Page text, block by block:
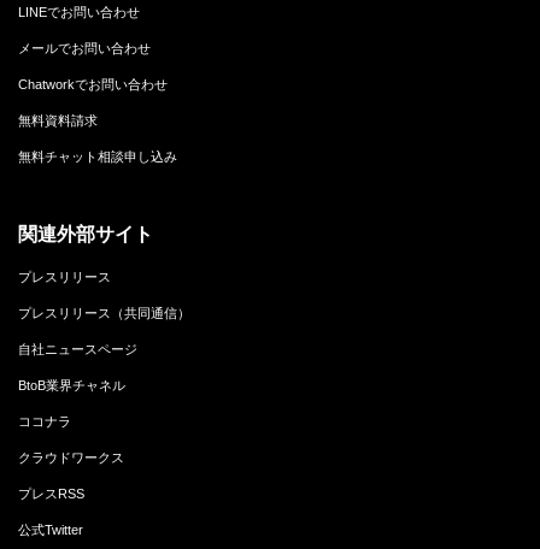
LINEでお問い合わせ
メールでお問い合わせ
Chatworkでお問い合わせ
無料資料請求
無料チャット相談申し込み
関連外部サイト
プレスリリース
プレスリリース（共同通信）
自社ニュースページ
BtoB業界チャネル
ココナラ
クラウドワークス
プレスRSS
公式Twitter